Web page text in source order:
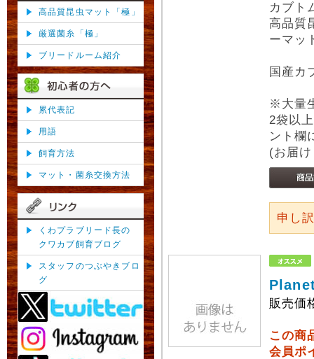
高品質昆虫マット「極」
厳選菌糸「極」
ブリードルーム紹介
累代表記
用語
飼育方法
マット・菌糸交換方法
くわプラブリード長の
クワカブ飼育ブログ
スタッフのつぶやきブロ
グ
カブト
高品質
ーマッ
国産カ
※大量
2袋以
ント欄
(お届
申し
販売価
この商
会員ポ